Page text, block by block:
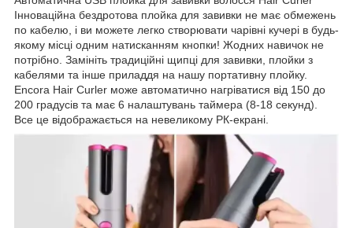
Інноваційна бездротова плойка для завивки не має обмежень
по кабелю, і ви можете легко створювати чарівні кучері в будь-
якому місці одним натисканням кнопки! Жодних навичок не
потрібно. Замініть традиційні щипці для завивки, плойки з
кабелями та інше приладдя на нашу портативну плойку.
Encora Hair Curler може автоматично нагріватися від 150 до
200 градусів та має 6 налаштувань таймера (8-18 секунд).
Все це відображається на невеликому РК-екрані.